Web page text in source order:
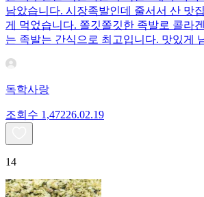
남았습니다. 시장족발인데 줄서서 산 맛
게 먹었습니다. 쫄깃쫄깃한 족발로 콜라
는 족발는 간식으로 최고입니다. 맛있게
독학사랑
조회수 1,47226.02.19
14